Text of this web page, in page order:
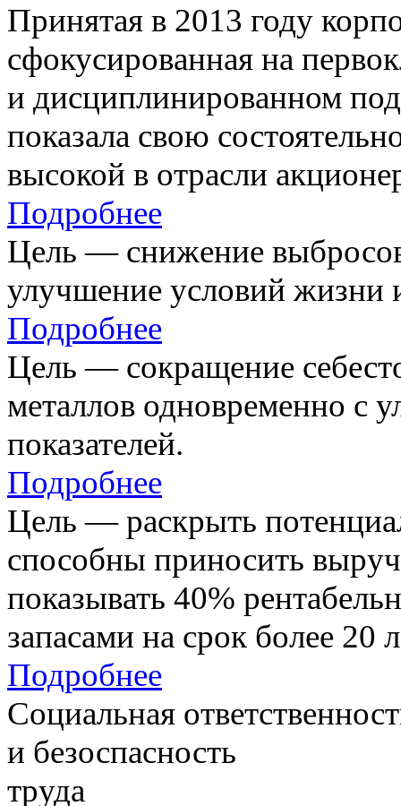
Принятая в 2013 году
сфокусированная на
и дисциплинированном
показала свою
высокой в отрасли
Подробнее
Цель — снижение
улучшение условий жизни
Подробнее
Цель — сокращение
металлов одновременно с
показателей.
Подробнее
Цель — раскрыть
способны приносить
показывать 40%
запасами на срок более 20
Подробнее
Социальная
и безоспасность
труда